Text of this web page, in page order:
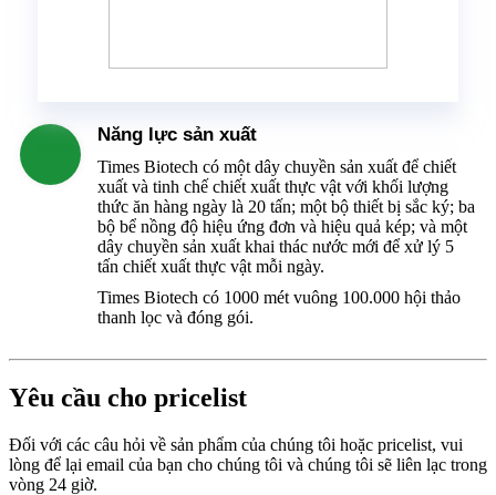
Năng lực sản xuất
Times Biotech có một dây chuyền sản xuất để chiết
xuất và tinh chế chiết xuất thực vật với khối lượng
thức ăn hàng ngày là 20 tấn; một bộ thiết bị sắc ký; ba
bộ bể nồng độ hiệu ứng đơn và hiệu quả kép; và một
dây chuyền sản xuất khai thác nước mới để xử lý 5
tấn chiết xuất thực vật mỗi ngày.
Times Biotech có 1000 mét vuông 100.000 hội thảo
thanh lọc và đóng gói.
Yêu cầu cho pricelist
Đối với các câu hỏi về sản phẩm của chúng tôi hoặc pricelist, vui
lòng để lại email của bạn cho chúng tôi và chúng tôi sẽ liên lạc trong
vòng 24 giờ.